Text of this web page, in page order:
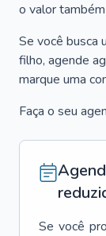
o valor
Se você busca
filho, agende
marque uma
Faça o seu
Se você